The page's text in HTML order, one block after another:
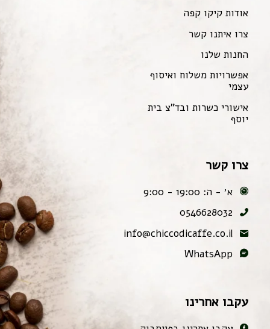
אודות קיקו קפה
צרו איתנו קשר
החנות שלנו
אפשרויות משלוח ואיסוף
עצמי
אישורי כשרות ובד"צ בית
יוסף
צרו קשר
א׳ - ה: 19:00 - 9:00
0546628032
info@chiccodicaffe.co.il
WhatsApp
עקבו אחרינו